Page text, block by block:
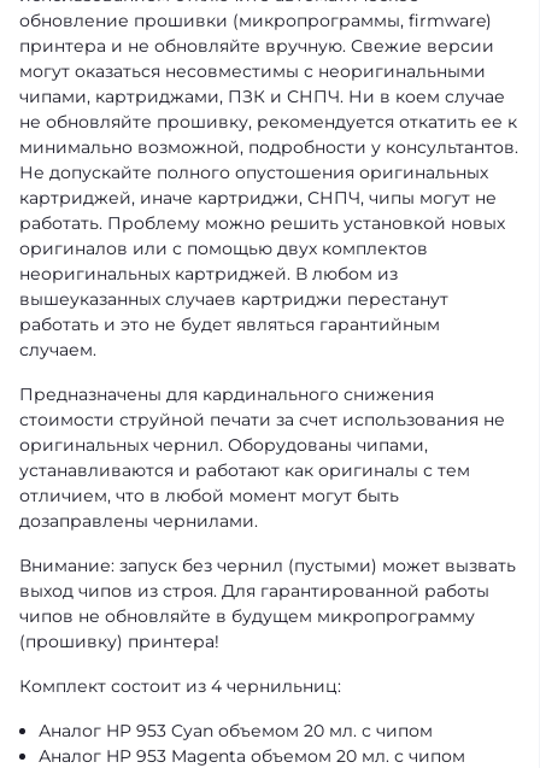
обновление прошивки (микропрограммы, firmware)
принтера и не обновляйте вручную. Свежие версии
могут оказаться несовместимы с неоригинальными
чипами, картриджами, ПЗК и СНПЧ. Ни в коем случае
не обновляйте прошивку, рекомендуется откатить ее к
минимально возможной, подробности у консультантов.
Не допускайте полного опустошения оригинальных
картриджей, иначе картриджи, СНПЧ, чипы могут не
работать. Проблему можно решить установкой новых
оригиналов или с помощью двух комплектов
неоригинальных картриджей. В любом из
вышеуказанных случаев картриджи перестанут
работать и это не будет являться гарантийным
случаем.
Предназначены для кардинального снижения
стоимости струйной печати за счет использования не
оригинальных чернил. Оборудованы чипами,
устанавливаются и работают как оригиналы с тем
отличием, что в любой момент могут быть
дозаправлены чернилами.
Внимание: запуск без чернил (пустыми) может вызвать
выход чипов из строя. Для гарантированной работы
чипов не обновляйте в будущем микропрограмму
(прошивку) принтера!
Комплект состоит из 4 чернильниц:
Аналог HP 953 Cyan объемом 20 мл. с чипом
Аналог HP 953 Magenta объемом 20 мл. с чипом